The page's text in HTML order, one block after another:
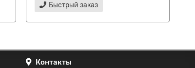
Быстрый заказ
Контакты